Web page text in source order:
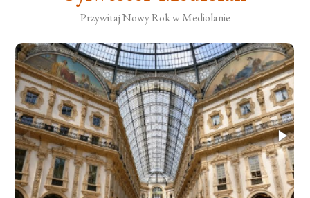
Przywitaj Nowy Rok w Mediolanie